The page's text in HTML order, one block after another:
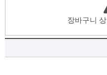
장바구니